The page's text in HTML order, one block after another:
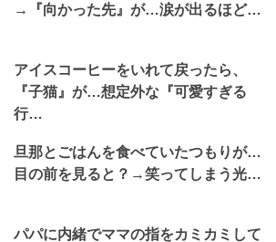
→『向かった先』が…涙が出るほど…
アイスコーヒーをいれて戻ったら、
『子猫』が…想定外な『可愛すぎる
行…
旦那とごはんを食べていたつもりが…
目の前を見ると？→笑ってしまう光…
パパに内緒でママの指をカミカミして